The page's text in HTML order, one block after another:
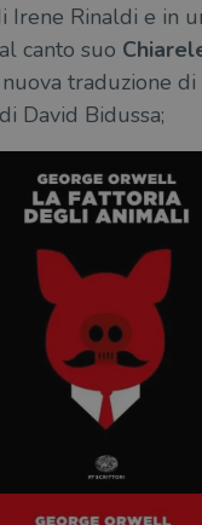
Irene Rinaldi e in
canto suo
traduzione di
David Bidussa;